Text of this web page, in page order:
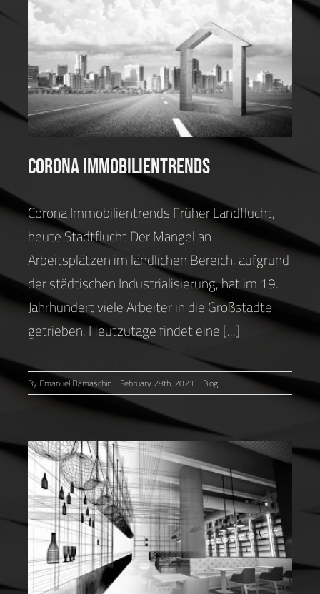
Corona Immobilientrends
Blog
Corona Immobilientrends
Corona Immobilientrends Früher Landflucht,
heute Stadtflucht Der Mangel an
Arbeitsplätzen im ländlichen Bereich, aufgrund
der städtischen Industrialisierung, hat im 19.
Jahrhundert viele Arbeiter in die Großstädte
getrieben. Heutzutage findet eine [...]
ByEmanuel Damaschin | February 28th, 2021 | Blog
Interior Design Trends 2021
Blog